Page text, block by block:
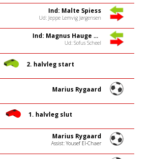
Ind: Malte Spiess
Ud: Jeppe Lemvig Jørgensen
Ind: Magnus Hauge Hansen
Ud: Sofus Scheel
2. halvleg start
Marius Rygaard
1. halvleg slut
Marius Rygaard
Assist: Yousef El-Chaer